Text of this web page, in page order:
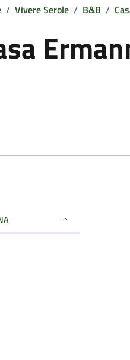
/ Vivere Serole / B&B /